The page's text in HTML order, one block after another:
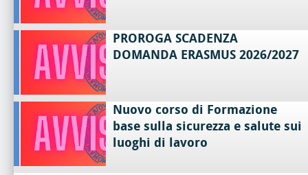
PROROGA SCADENZA
DOMANDA ERASMUS 2026/2027
Nuovo corso di Formazione
base sulla sicurezza e salute sui
luoghi di lavoro